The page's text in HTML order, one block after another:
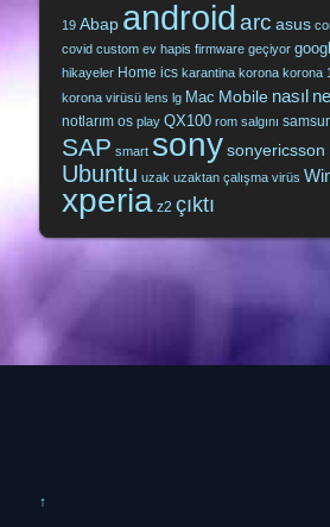
19 Abap androidarc asus
covid custom ev hapis firmware geçiyor
hikayeler Home ics karantina korona korona
korona virüsü lens lg Mac Mobile nasıl
notlarım os play QX100 rom salgını
SAP smart sonysonyericsson
Ubuntu uzak uzaktan çalışma virüs
xperia z2 çıktı
↑